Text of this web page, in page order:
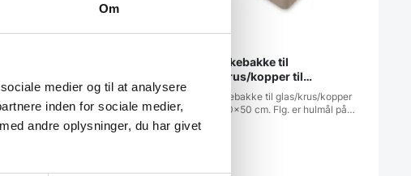
Om
medier og til at analysere
inden for sociale medier,
andre oplysninger, du har givet
fra WAS120 cm
Opvaskebakke til
glas/krus/kopper til
industriopvasker
Opvaskebakke til glas/krus/kopper
måler 50x50 cm. Flg. er hulmål på…